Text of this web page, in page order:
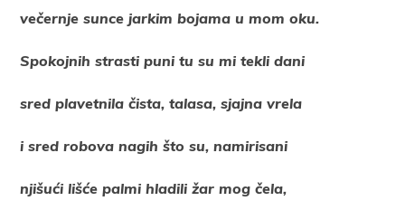
večernje sunce jarkim bojama u mom oku.
Spokojnih strasti puni tu su mi tekli dani
sred plavetnila čista, talasa, sjajna vrela
i sred robova nagih što su, namirisani
njišući lišće palmi hladili žar mog čela,